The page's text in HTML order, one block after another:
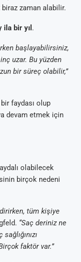
zaman alabilir.
ila bir yıl .
başlayabilirsiniz,
uzar. Bu yüzden
bir süreç olabilir,”
faydası olup
devam etmek için
olabilecek
birçok nedeni
tüm kişiye
“Saç deriniz ne
faktör var.”